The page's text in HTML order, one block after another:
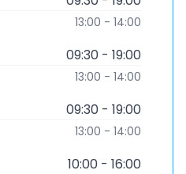
13:00 - 14:00
09:30 - 19:00
13:00 - 14:00
09:30 - 19:00
13:00 - 14:00
10:00 - 16:00